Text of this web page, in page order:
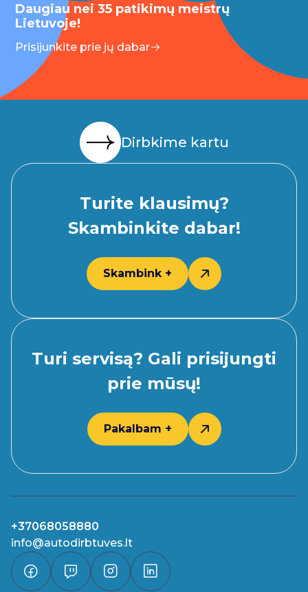
Daugiau nei 35 patikimų meistrų
Lietuvoje!
Prisijunkite prie jų dabar
Dirbkime kartu
Turite klausimų?
Skambinkite dabar!
Skambink +
Turi servisą? Gali prisijungti
prie mūsų!
Pakalbam +
+37068058880
info@autodirbtuves.lt